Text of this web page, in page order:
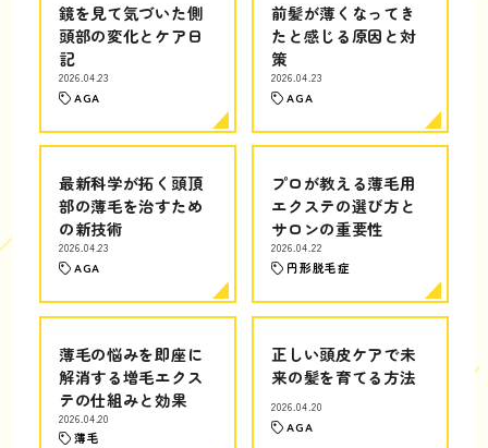
鏡を見て気づいた側
頭部の変化とケア日
記
2026.04.23
AGA
前髪が薄くなってき
たと感じる原因と対
策
2026.04.23
AGA
最新科学が拓く頭頂
部の薄毛を治すため
の新技術
2026.04.23
AGA
プロが教える薄毛用
エクステの選び方と
サロンの重要性
2026.04.22
円形脱毛症
薄毛の悩みを即座に
解消する増毛エクス
テの仕組みと効果
2026.04.20
薄毛
正しい頭皮ケアで未
来の髪を育てる方法
2026.04.20
AGA